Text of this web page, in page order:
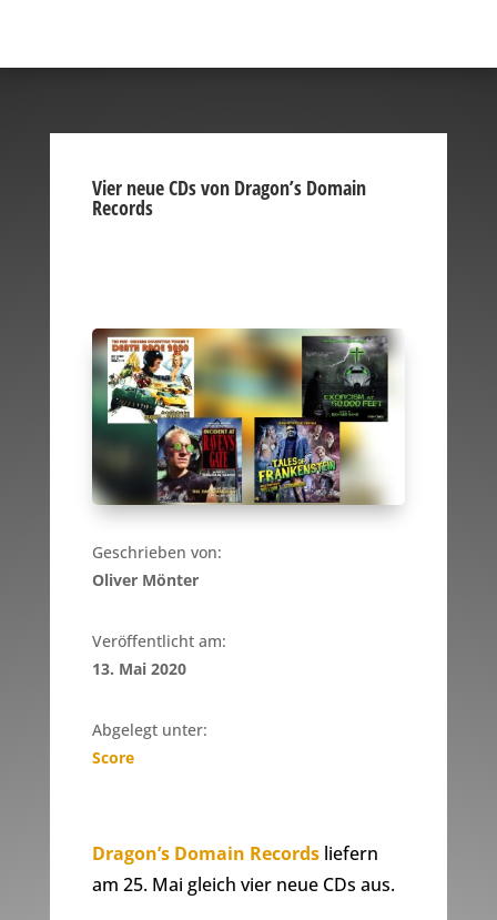
Vier neue CDs von Dragon’s Domain
Records
Geschrieben von:
Oliver Mönter
Veröffentlicht am:
13. Mai 2020
Abgelegt unter:
Score
Dragon’s Domain Recordsliefern
am 25. Mai gleich vier neue CDs aus.